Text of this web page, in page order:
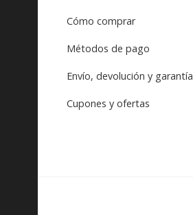
Cómo comprar
Métodos de pago
Envío, devolución y garantía
Cupones y ofertas